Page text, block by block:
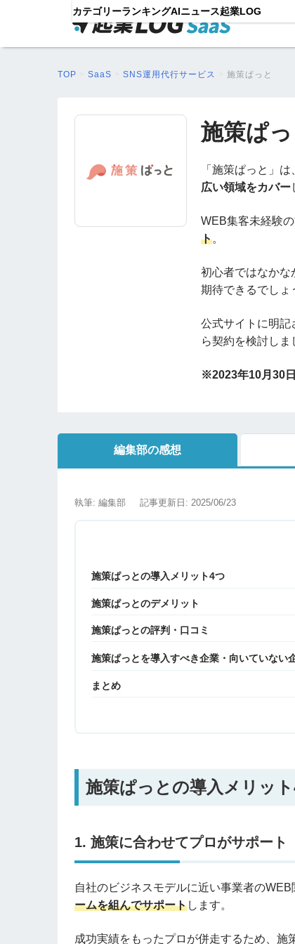
カテゴリーランキングAIニュース起業LOG
TOP SaaS SNS運用代行サービス 施策ぱっと
施策ぱっ
「施策ぱっと」は
広い領域をカバー
WEB集客未経験
ト。
初心者ではなかな
期待できるでしょ
公式サイトに明記
ら契約を検討しま
※2023年10月30
編集部の感想
執筆: 編集部 記事更新日: 2025/06/23
施策ぱっとの導入メリット4つ
施策ぱっとのデメリット
施策ぱっとの評判・口コミ
施策ぱっとを導入すべき企業・向いていない
まとめ
施策ぱっとの導入メリッ
1. 施策に合わせてプロがサポート
自社のビジネスモデルに近い事業者のWEB
ームを組んでサポートします。
成功実績をもったプロが併走するため、施